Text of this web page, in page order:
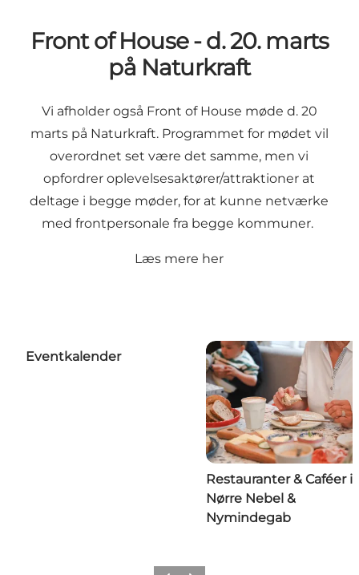
Front of House - d. 20. marts
på Naturkraft
Vi afholder også Front of House møde d. 20
marts på Naturkraft. Programmet for mødet vil
overordnet set være det samme, men vi
opfordrer oplevelsesaktører/attraktioner at
deltage i begge møder, for at kunne netværke
med frontpersonale fra begge kommuner.
Læs mere her
Eventkalender
Restauranter & Caféer i
Nørre Nebel &
Nymindegab